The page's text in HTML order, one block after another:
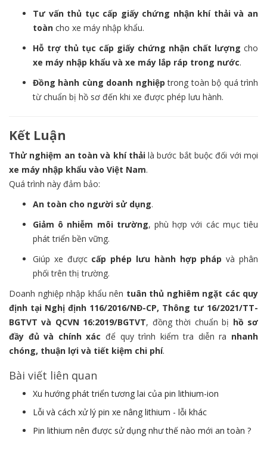
Tư vấn thủ tục cấp giấy chứng nhận khí thải và an
toàn cho xe máy nhập khẩu.
Hỗ trợ thủ tục cấp giấy chứng nhận chất lượng cho
xe máy nhập khẩu và xe máy lắp ráp trong nước.
Đồng hành cùng doanh nghiệp trong toàn bộ quá trình
từ chuẩn bị hồ sơ đến khi xe được phép lưu hành.
Kết Luận
Thử nghiệm an toàn và khí thảilà bước bắt buộc đối với mọi
xe máy nhập khẩu vào Việt Nam.
Quá trình này đảm bảo:
An toàn cho người sử dụng.
Giảm ô nhiễm môi trường, phù hợp với các mục tiêu
phát triển bền vững.
Giúp xe được cấp phép lưu hành hợp pháp và phân
phối trên thị trường.
Doanh nghiệp nhập khẩu nên tuân thủ nghiêm ngặt các quy
định tại Nghị định 116/2016/NĐ-CP, Thông tư 16/2021/TT-
BGTVT và QCVN 16:2019/BGTVT, đồng thời chuẩn bị hồ sơ
đầy đủ và chính xác để quy trình kiểm tra diễn ra nhanh
chóng, thuận lợi và tiết kiệm chi phí.
Bài viết liên quan
Xu hướng phát triển tương lai của pin lithium-ion
Lỗi và cách xử lý pin xe nâng lithium - lỗi khác
Pin lithium nên được sử dụng như thế nào mới an toàn ?